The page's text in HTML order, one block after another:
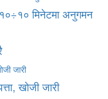
१०÷१० मिनेटमा अनुगमन
खोजी जारी